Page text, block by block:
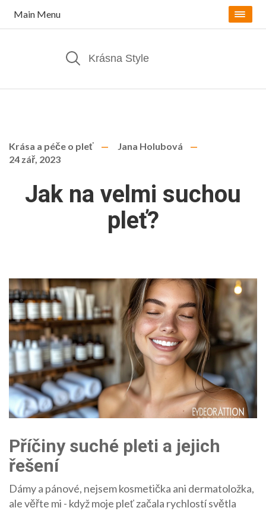
Main Menu
Krása a péče o pleť
Jana Holubová
24 zář, 2023
Jak na velmi suchou
pleť?
Příčiny suché pleti a jejich
řešení
Dámy a pánové, nejsem kosmetička ani dermatoložka,
ale věřte mi - když moje pleť začala rychlostí světla